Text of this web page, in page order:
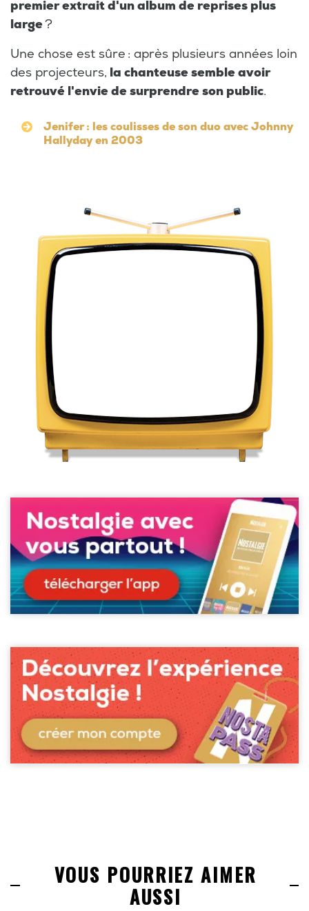
premier extrait d'un album de reprises plus
large?
Une chose est sûre : après plusieurs années loin
des projecteurs, la chanteuse semble avoir
retrouvé l'envie de surprendre son public.
Jenifer : les coulisses de son duo avec Johnny
Hallyday en 2003
VOUS POURRIEZ AIMER
AUSSI